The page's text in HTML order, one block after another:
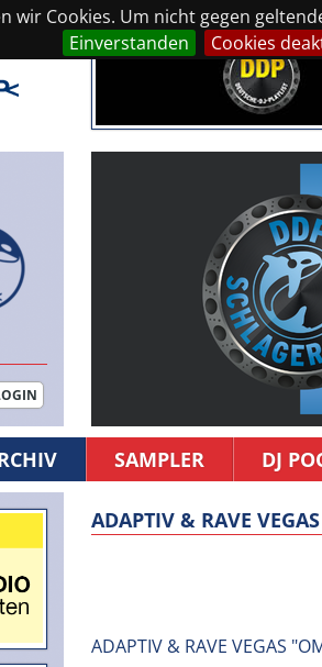
wir Cookies. Um nicht gegen
Einverstanden
Cookies
SAMPLER DJ
ADAPTIV & RAVE
ADAPTIV & RAVE VEGAS